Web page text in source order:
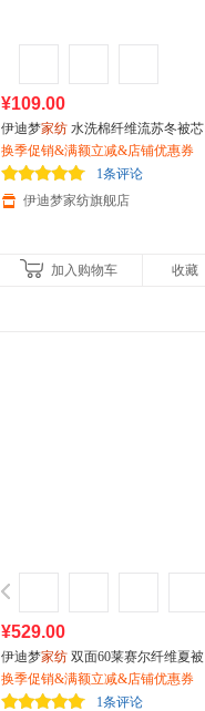
¥109.00
伊迪梦家纺 水洗棉纤维流苏冬被
色亲肤磨毛绗缝不移位 羽丝绒填
厚保暖大小单双人床PV1013
换季促销&满额立减&店铺优惠券
1条评论
伊迪梦家纺旗舰店
加入购物车 收藏
¥529.00
伊迪梦家纺 双面60莱赛尔纤维夏
D立体印花绗缝不跑偏 空调被夏凉
春秋被 200*230/220*240CM大被芯
换季促销&满额立减&店铺优惠券
1条评论